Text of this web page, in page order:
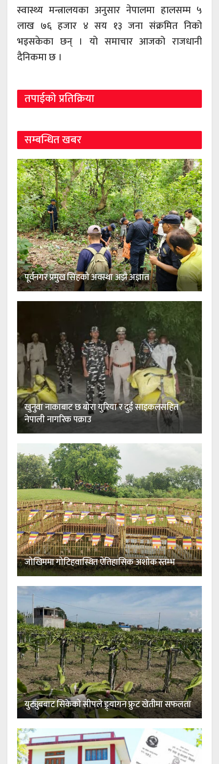
स्वास्थ्य मन्त्रालयका अनुसार नेपालमा हालसम्म ५
लाख ७६ हजार ४ सय १३ जना संक्रमित निको
भइसकेका छन् । यो समाचार आजको राजधानी
दैनिकमा छ ।
तपाईको प्रतिक्रिया
सम्बन्धित खबर
पूर्वनगर प्रमुख सिंहको अवस्था अझै अज्ञात
खुनुवा नाकाबाट छ बोरा युरिया र दुई साइकलसहित
नेपाली नागरिक पक्राउ
जोखिममा गोटिहवास्थित ऐतिहासिक अशोक स्तम्भ
युट्युबबाट सिकेको सीपले ड्र्यागन फ्रुट खेतीमा सफलता